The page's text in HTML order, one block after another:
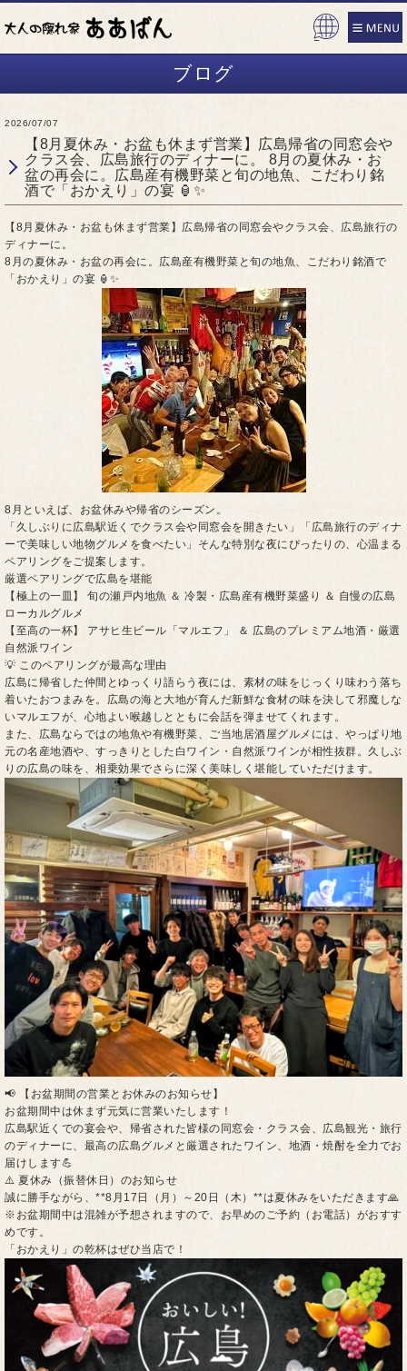
Pow
ブログ
2026/07/07
【8月夏休み・お盆も休まず営業】広島帰省の同窓会や
クラス会、広島旅行のディナーに。 ​8月の夏休み・お
盆の再会に。広島産有機野菜と旬の地魚、こだわり銘
酒で「おかえり」の宴 🏮✨
【8月夏休み・お盆も休まず営業】広島帰省の同窓会やクラス会、広島旅行の
ディナーに。
​8月の夏休み・お盆の再会に。広島産有機野菜と旬の地魚、こだわり銘酒で
「おかえり」の宴 🏮✨
​8月といえば、お盆休みや帰省のシーズン。
「久しぶりに広島駅近くでクラス会や同窓会を開きたい」「広島旅行のディナ
ーで美味しい地物グルメを食べたい」そんな特別な夜にぴったりの、心温まる
ペアリングをご提案します。
​厳選ペアリングで広島を堪能
​【極上の一皿】 旬の瀬戸内地魚 ＆ 冷製・広島産有機野菜盛り ＆ 自慢の広島
ローカルグルメ
​【至高の一杯】 アサヒ生ビール「マルエフ」 ＆ 広島のプレミアム地酒・厳選
自然派ワイン
​💡 このペアリングが最高な理由
広島に帰省した仲間とゆっくり語らう夜には、素材の味をじっくり味わう落ち
着いたおつまみを。広島の海と大地が育んだ新鮮な食材の味を決して邪魔しな
いマルエフが、心地よい喉越しとともに会話を弾ませてくれます。
また、広島ならではの地魚や有機野菜、ご当地居酒屋グルメには、やっぱり地
元の名産地酒や、すっきりとした白ワイン・自然派ワインが相性抜群。久しぶ
りの広島の味を、相乗効果でさらに深く美味しく堪能していただけます。
​📢 【お盆期間の営業とお休みのお知らせ】
​お盆期間中は休まず元気に営業いたします！
​広島駅近くでの宴会や、帰省された皆様の同窓会・クラス会、広島観光・旅行
のディナーに、最高の広島グルメと厳選されたワイン、地酒・焼酎を全力でお
届けします💪
​⚠️ 夏休み（振替休日）のお知らせ
誠に勝手ながら、**8月17日（月）～20日（木）**は夏休みをいただきます🙏
​※お盆期間中は混雑が予想されますので、お早めのご予約（お電話）がおすす
めです。
「おかえり」の乾杯はぜひ当店で！